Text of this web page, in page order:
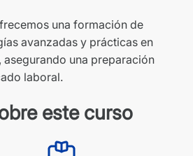
una formación de
avanzadas y prácticas en
asegurando una preparación
laboral.
este curso